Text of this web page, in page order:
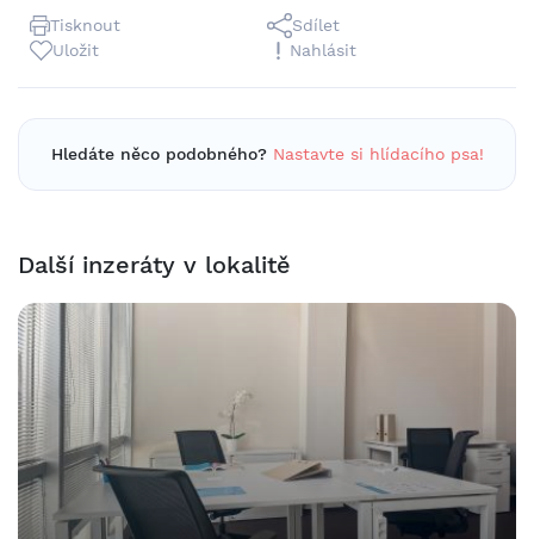
Tisknout
Sdílet
Uložit
Nahlásit
Hledáte něco podobného? Nastavte si hlídacího psa!
Další inzeráty v lokalitě